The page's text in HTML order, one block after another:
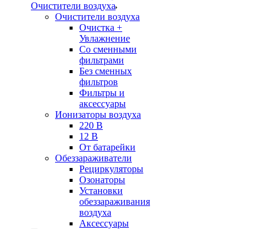
Очистители воздуха
Очистители воздуха
Очистка +
Увлажнение
Cо сменными
фильтрами
Без сменных
фильтров
Фильтры и
аксессуары
Ионизаторы воздуха
220 В
12 В
От батарейки
Обеззараживатели
Рециркуляторы
Озонаторы
Установки
обеззараживания
воздуха
Аксессуары